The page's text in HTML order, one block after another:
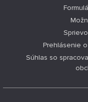
Prehlásenie
Súhlas so